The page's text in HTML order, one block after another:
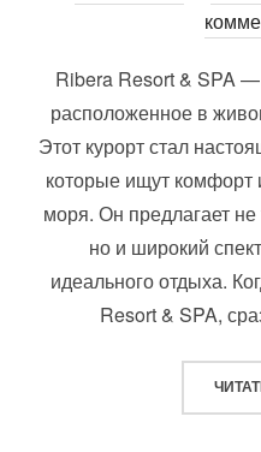
Ribera Resort & SPA —
расположенное в
Этот курорт стал
которые ищут комфорт
моря. Он предлагает
но и широкий
идеального отдыха.
Resort & SPA,